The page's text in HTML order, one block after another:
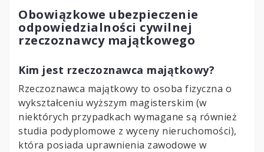
Obowiązkowe ubezpieczenie
odpowiedzialności cywilnej
rzeczoznawcy majątkowego
Kim jest rzeczoznawca majątkowy?
Rzeczoznawca majątkowy to osoba fizyczna o
wykształceniu wyższym magisterskim (w
niektórych przypadkach wymagane są również
studia podyplomowe z wyceny nieruchomości),
która posiada uprawnienia zawodowe w